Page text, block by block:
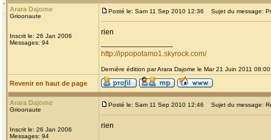
Arara Dajome
Grioonaute
Inscrit le: 26 Jan 2006
Messages: 94
Posté le: Sam 11 Sep 2010 12:36 Sujet du message:
rien
http://ippopotamo1.skyrock.com/
Dernière édition par Arara Dajome le Mar 21 Juin 2011
Revenir en haut de page
Arara Dajome
Grioonaute
Inscrit le: 26 Jan 2006
Messages: 94
Posté le: Sam 11 Sep 2010 12:46 Sujet du message:
rien